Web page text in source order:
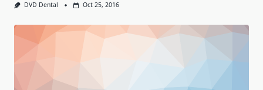
DVD Dental Oct 25, 2016